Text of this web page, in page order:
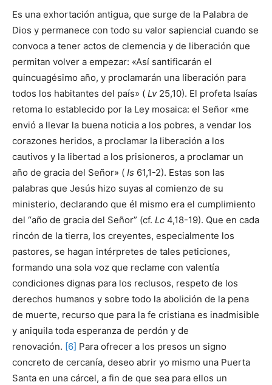
Es una exhortación antigua, que surge de la Palabra de
Dios y permanece con todo su valor sapiencial cuando se
convoca a tener actos de clemencia y de liberación que
permitan volver a empezar: «Así santificarán el
quincuagésimo año, y proclamarán una liberación para
todos los habitantes del país» ( Lv25,10). El profeta Isaías
retoma lo establecido por la Ley mosaica: el Señor «me
envió a llevar la buena noticia a los pobres, a vendar los
corazones heridos, a proclamar la liberación a los
cautivos y la libertad a los prisioneros, a proclamar un
año de gracia del Señor» ( Is 61,1-2). Estas son las
palabras que Jesús hizo suyas al comienzo de su
ministerio, declarando que él mismo era el cumplimiento
del “año de gracia del Señor” (cf. Lc 4,18-19). Que en cada
rincón de la tierra, los creyentes, especialmente los
pastores, se hagan intérpretes de tales peticiones,
formando una sola voz que reclame con valentía
condiciones dignas para los reclusos, respeto de los
derechos humanos y sobre todo la abolición de la pena
de muerte, recurso que para la fe cristiana es inadmisible
y aniquila toda esperanza de perdón y de
renovación. [6] Para ofrecer a los presos un signo
concreto de cercanía, deseo abrir yo mismo una Puerta
Santa en una cárcel, a fin de que sea para ellos un